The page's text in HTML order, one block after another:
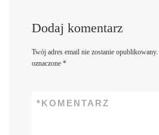
Dodaj komentarz
Twój adres email nie zostanie opublikowany.
oznaczone *
KOMENTARZ
*